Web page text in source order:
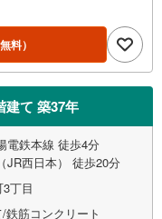
無料）
建て 築37年
電鉄本線 徒歩4分
JR西日本） 徒歩20分
丁目
筋コンクリート